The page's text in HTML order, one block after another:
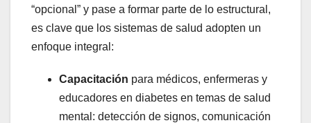
“opcional” y pase a formar parte de lo estructural,
es clave que los sistemas de salud adopten un
enfoque integral:
Capacitación para médicos, enfermeras y
educadores en diabetes en temas de salud
mental: detección de signos, comunicación